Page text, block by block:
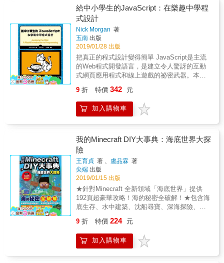
和流程圖等程式設計的基礎。書末的「給指導
者」，更是長期深耕資訊教育的日、臺兩位作
者的心血結晶，讓老師、家長理解如何從不插
電的方式養成邏輯思考力，並呈現多種實用且
容易上手的軟體或教材，不論是孩子自學、親
子共讀、或是作為學校教材，都具有非常高的
實用性！
& 本書特色 在這瞬息萬變的科技世界，上個月
記得的東西，下個月也許就派不上用場。學校
裡教的知識還沒離開校門就落伍，再加上12年
國教全新的科技領域，正式將運算思維、程式
設計導入教學，老師和家長該如何幫助孩子面
對這些挑戰？ 俗話說，給孩子魚吃，不如給他
釣竿、教他怎麼釣魚。程式設計雖然看起來高
深莫測，但其實只要掌握基本的關鍵概念，從
小培養正確的邏輯思考力，未來正式踏入程式
設計的課程時必能事半功倍，更是孩子一生受
用無窮的寶藏！ 這是一套很不一樣的程式設計
書，我們不教孩子寫程式，而是用輕鬆、生活
化的各種情境與遊戲，讓孩子在趣味閱讀中理
臺兩位作者的心血結晶，讓老師、家長理解如
何從不插電的方式養成邏輯思考力，並呈現多
種實用且容易上手的軟體或教材，不論是孩子
自學、親子共讀、或是作為學校教材，都具有
非常高的實用性！
作闖關、集思廣益，試著把創意化為現實的
「程式設計思維」，並且實際執行看看吧，或
許會出現很多有趣的創意（演算法）呢！ & ※
書末附指導者教學建議 集結日、臺2位長期深
耕資訊教育的作者之心力大成，從108年新課綱
與程式設計教育的關聯談起，並提供實用的不
插電教學法範例，讓您輕鬆引領孩子培養邏輯
思考力。 & 本書為「【不插電】小學生基礎程
子不是只有一個》《2：找找看、排排看》、
《3：以流程圖畫出未來》，為孩子接軌國中三
年的科技領域課程。 & 本書特色 在這瞬息萬變
的科技世界，上個月記得的東西，下個月也許
就派不上用場。學校裡教的知識還沒離開校門
就落伍，再加上12年國教全新的科技領域，正
式將運算思維、程式設計帶入教學，老師和家
長該如何幫助孩子面對這些挑戰？ 俗話說，給
孩子魚吃，不如給他釣竿、教他怎麼釣魚，程
式設計雖然看起來高深莫測，但其實只要掌握
基本的關鍵概念，從小培養正確的邏輯思考
力，未來正式踏入程式設計的課程時必能事半
功倍，更是孩子一生受用無窮的寶藏！ 這是一
套很不一樣的程式設計書，我們不教孩子寫程
式，而是用輕鬆、生活化的各種情境與遊戲，
讓孩子在趣味閱讀中理解演算法和流程圖等程
式設計的基礎。書末的「給指導者」，更是長
期深耕資訊教育的日、臺兩位作者的心血結
學寫程式的年代，你要如何讓孩子順利與世界
接軌？孩子未來面對的挑戰以及所需要的技
能，或許連我們大人都無法想像，更別說能否
帶領他們前進，我們能做的就是讓孩子擁有良
好的基礎，讓他有足夠的準備去面對連大人都
未知的世界。 這是一套跟程式設計有關的書
籍，但是我們不會直接教孩子寫程式，也沒有
要孩子馬上使用電腦、鍵盤和滑鼠，而是先培
養孩子的邏輯思考力。首先讓我們先認識什麼
是演算法吧！簡單來說，當我們心裡有一件事
（方法）比較好，這個方法就是「演算法」，
演算法是實現目的的方法。而把規畫好的演算
法對電腦下指令，就稱作「程式設計」。 在思
然聽起來好像很難，但是其實每個人在生活中
遇到問題，大部分都會先分析該如何做、安排
做事的順序再採取行動，比較不會走冤枉路或
白費力氣。因此只要能想出好的演算法，即使
面對困難的事，就能夠迎刃而解！這套書藉由
三姊弟日常生活會遇到的生活場景，一步步建
立孩子的邏輯思考模式與解決方法的能力，找
出最適當的演算法來達成目的，是程式設計的
活能力培養也非常重要。 & 套書內容： 第1冊
生活周遭的演算法 每天早上，三姊弟會一起走
路去上學，他們在上學途中遇到水窪、還碰到
青蛙們過馬路！這些狀況都會擋住上學的路，
給中小學生的JavaScript：在樂趣中學程
式設計
Nick Morgan 著
五南 出版
2019/01/28 出版
把真正的程式設計變得簡單 JavaScript是主流
的Web程式開發語言，是建立令人驚訝的互動
式網頁應用程式和線上遊戲的祕密武器。本書
範例，以及充滿趣味的圖示，幫助讀者輕鬆地
學習程式設計的基礎知識。 本書帶領讀者從基
礎知識開始，例如處理字串、陣列以及迴圈，
書，你將實際撰寫出諸如Find the Buried
Treasure、Hangman和Snake這樣的遊戲。透
過彈跳球、蜜蜂動畫、賽車這樣的視覺化範
例，你將真正地看到自己所編寫的程式。每一
章都建構於前一章的基礎之上，每一章末尾的
「程式設計挑戰」將擴展你的思路，並激發出
屬於你自己的、令人驚訝的程式。今天，就用
JavaScript 設計一些很酷的東西吧！
9 折 特價 342 元
加入購物車
我的Minecraft DIY大事典：海底世界大探
險
王育貞 著 、 盧品霖 著
尖端 出版
2019/01/15 出版
★針對Minecraft 全新領域「海底世界」提供
192頁超豪華攻略！海的秘密全破解！★包含海
底生存、水中建築、沈船尋寶、深海探險、水
水域體驗！★本書系獲得學術、教育界人士推
薦，特此感謝：中華民國空間設計學會榮譽理
事長 盧圓華先生台南崇學國小 張琬翔老師花蓮
9 折 特價 224 元
加入購物車